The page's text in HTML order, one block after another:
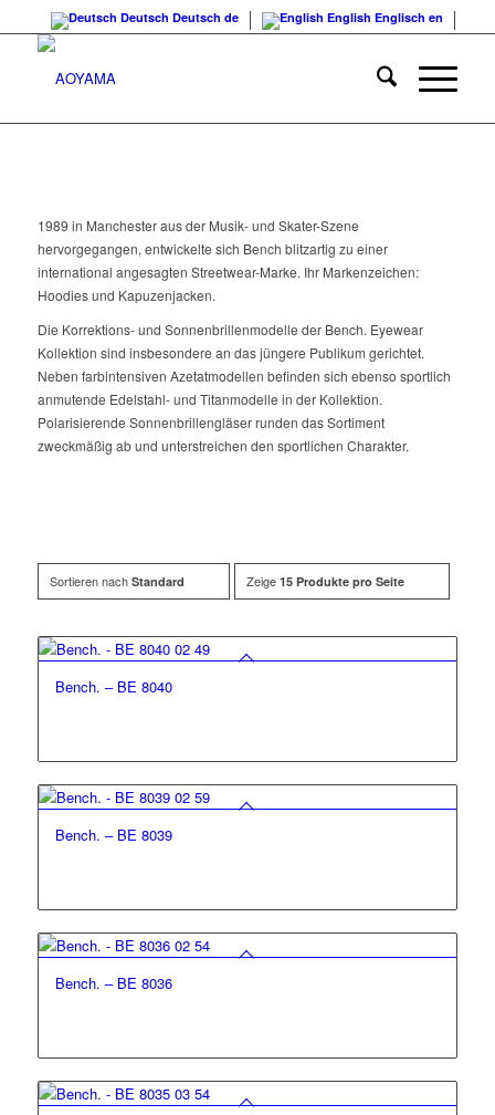
Deutsch Deutsch de English Englisch en
1989 in Manchester aus der Musik- und Skater-Szene
hervorgegangen, entwickelte sich Bench blitzartig zu einer
international angesagten Streetwear-Marke. Ihr Markenzeichen:
Hoodies und Kapuzenjacken.
Die Korrektions- und Sonnenbrillenmodelle der Bench. Eyewear
Kollektion sind insbesondere an das jüngere Publikum gerichtet.
Neben farbintensiven Azetatmodellen befinden sich ebenso sportlich
anmutende Edelstahl- und Titanmodelle in der Kollektion.
Polarisierende Sonnenbrillengläser runden das Sortiment
zweckmäßig ab und unterstreichen den sportlichen Charakter.
Sortieren nach Standard Zeige 15 Produkte pro Seite
Bench. – BE 8040
Bench. – BE 8039
Bench. – BE 8036